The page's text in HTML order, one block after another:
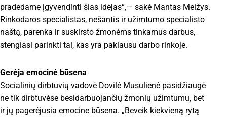
pradedame įgyvendinti šias idėjas“,— sakė Mantas Meižys.
Rinkodaros specialistas, nešantis ir užimtumo specialisto
naštą, parenka ir suskirsto žmonėms tinkamus darbus,
stengiasi parinkti tai, kas yra paklausu darbo rinkoje.
Gerėja emocinė būsena
Socialinių dirbtuvių vadovė Dovilė Musulienė pasidžiaugė
ne tik dirbtuvėse besidarbuojančių žmonių užimtumu, bet
ir jų pagerėjusia emocine būsena. „Beveik kiekvieną rytą